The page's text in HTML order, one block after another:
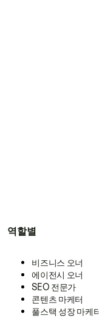
역할별
비즈니스 오너
에이전시 오너
SEO 전문가
콘텐츠 마케터
풀스택 성장 마케